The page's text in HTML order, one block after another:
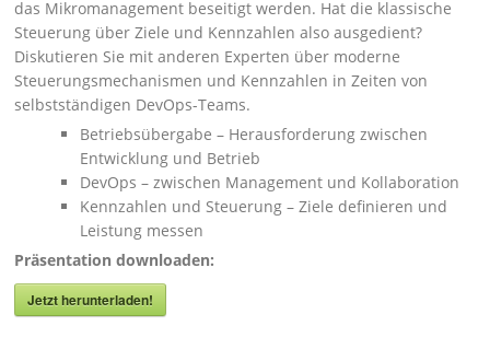
das Mikromanagement beseitigt werden. Hat die klassische
Steuerung über Ziele und Kennzahlen also ausgedient?
Diskutieren Sie mit anderen Experten über moderne
Steuerungsmechanismen und Kennzahlen in Zeiten von
selbstständigen DevOps-Teams.
Betriebsübergabe – Herausforderung zwischen
Entwicklung und Betrieb
DevOps – zwischen Management und Kollaboration
Kennzahlen und Steuerung – Ziele definieren und
Leistung messen
Präsentation downloaden:
Jetzt herunterladen!